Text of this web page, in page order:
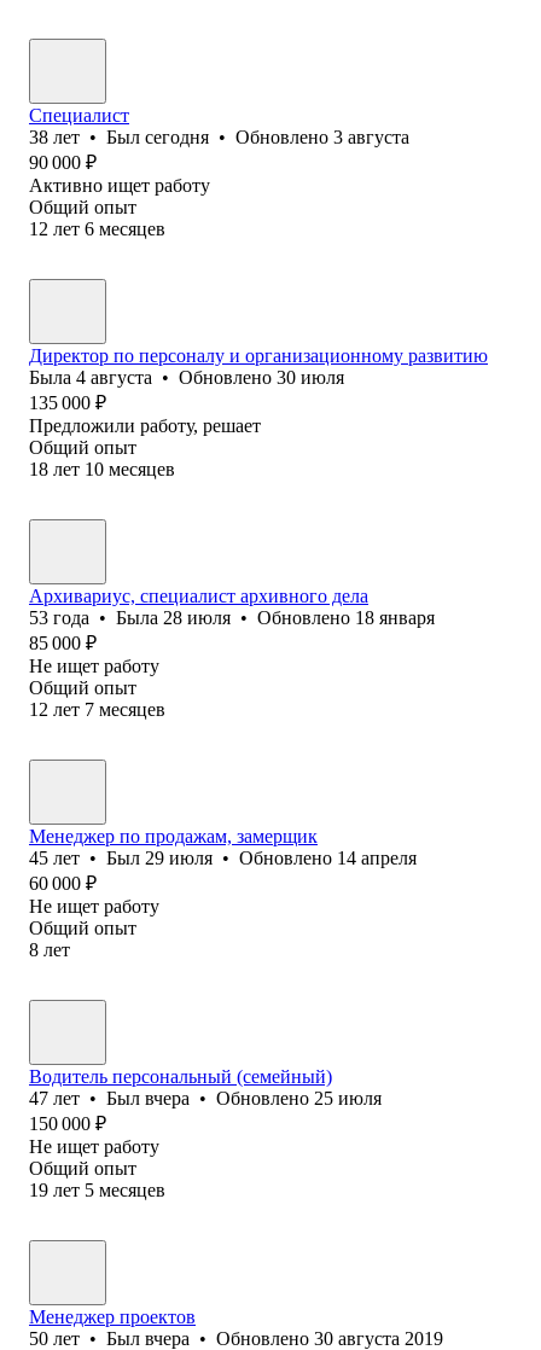
Специалист
38 лет • Был сегодня • Обновлено 3 августа
90 000 ₽
Активно ищет работу
Общий опыт
12 лет 6 месяцев
Директор по персоналу и организационному развитию
Была 4 августа • Обновлено 30 июля
135 000 ₽
Предложили работу, решает
Общий опыт
18 лет 10 месяцев
Архивариус, специалист архивного дела
53 года • Была 28 июля • Обновлено 18 января
85 000 ₽
Не ищет работу
Общий опыт
12 лет 7 месяцев
Менеджер по продажам, замерщик
45 лет • Был 29 июля • Обновлено 14 апреля
60 000 ₽
Не ищет работу
Общий опыт
8 лет
Водитель персональный (семейный)
47 лет • Был вчера • Обновлено 25 июля
150 000 ₽
Не ищет работу
Общий опыт
19 лет 5 месяцев
Менеджер проектов
50 лет • Был вчера • Обновлено 30 августа 2019